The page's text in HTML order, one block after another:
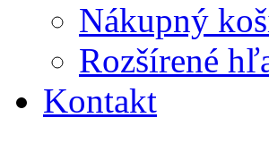
Nákupný
Rozšírené
Kontakt